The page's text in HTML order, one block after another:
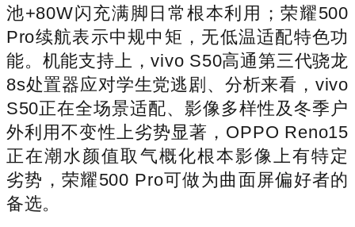
池+80W闪充满脚日常根本利用；荣耀500
Pro续航表示中规中矩，无低温适配特色功
能。机能支持上，vivo S50高通第三代骁龙
8s处置器应对学生党逃剧、分析来看，vivo
S50正在全场景适配、影像多样性及冬季户
外利用不变性上劣势显著，OPPO Reno15
正在潮水颜值取气概化根本影像上有特定
劣势，荣耀500 Pro可做为曲面屏偏好者的
备选。